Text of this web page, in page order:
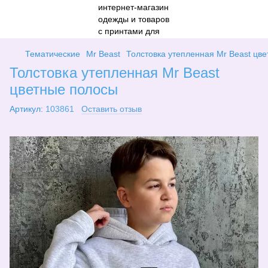
Тематические Mr Beast Толстовка утепленная Mr Beast
Толстовка утепленная Mr Beast
цветные полосы
Артикул: 103861 Оставить отзыв